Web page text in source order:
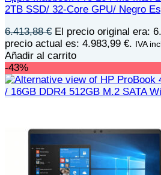
2TB SSD/ 32-Core GPU/ Negro
6.413,88€ El precio original era:
precio actual es: 4.983,99 €. IVA
Añadir al carrito
-43%